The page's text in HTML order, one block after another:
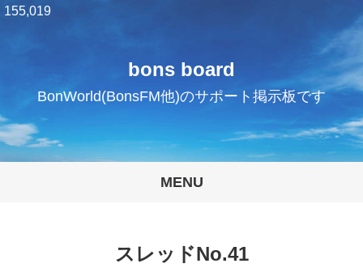
bons board
BonWorld(BonsFM他)のサポート掲示板です
MENU
155,019
スレッドNo.41